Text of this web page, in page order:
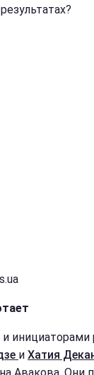
и
и Хатия
Авакова. Они